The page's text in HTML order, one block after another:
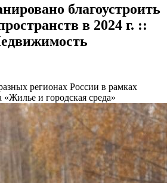
благоустроить
в 2024 г. ::
регионах России в рамках
«Жилье и городская среда»